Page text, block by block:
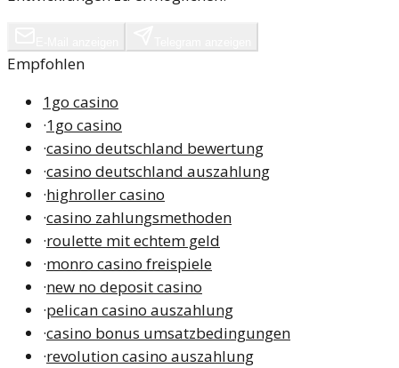
Empfohlen
1go casino
·1go casino
·casino deutschland bewertung
·casino deutschland auszahlung
·highroller casino
·casino zahlungsmethoden
·roulette mit echtem geld
·monro casino freispiele
·new no deposit casino
·pelican casino auszahlung
·casino bonus umsatzbedingungen
·revolution casino auszahlung